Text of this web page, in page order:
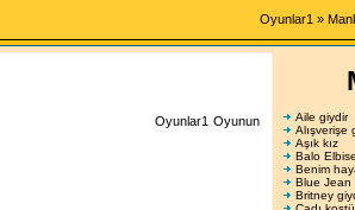
Oyunlar1 »
Oyunlar1 Oyunun
Aile giydir
Alışverişe
Aşık kız
Balo
Benim
Blue Jean
Britney